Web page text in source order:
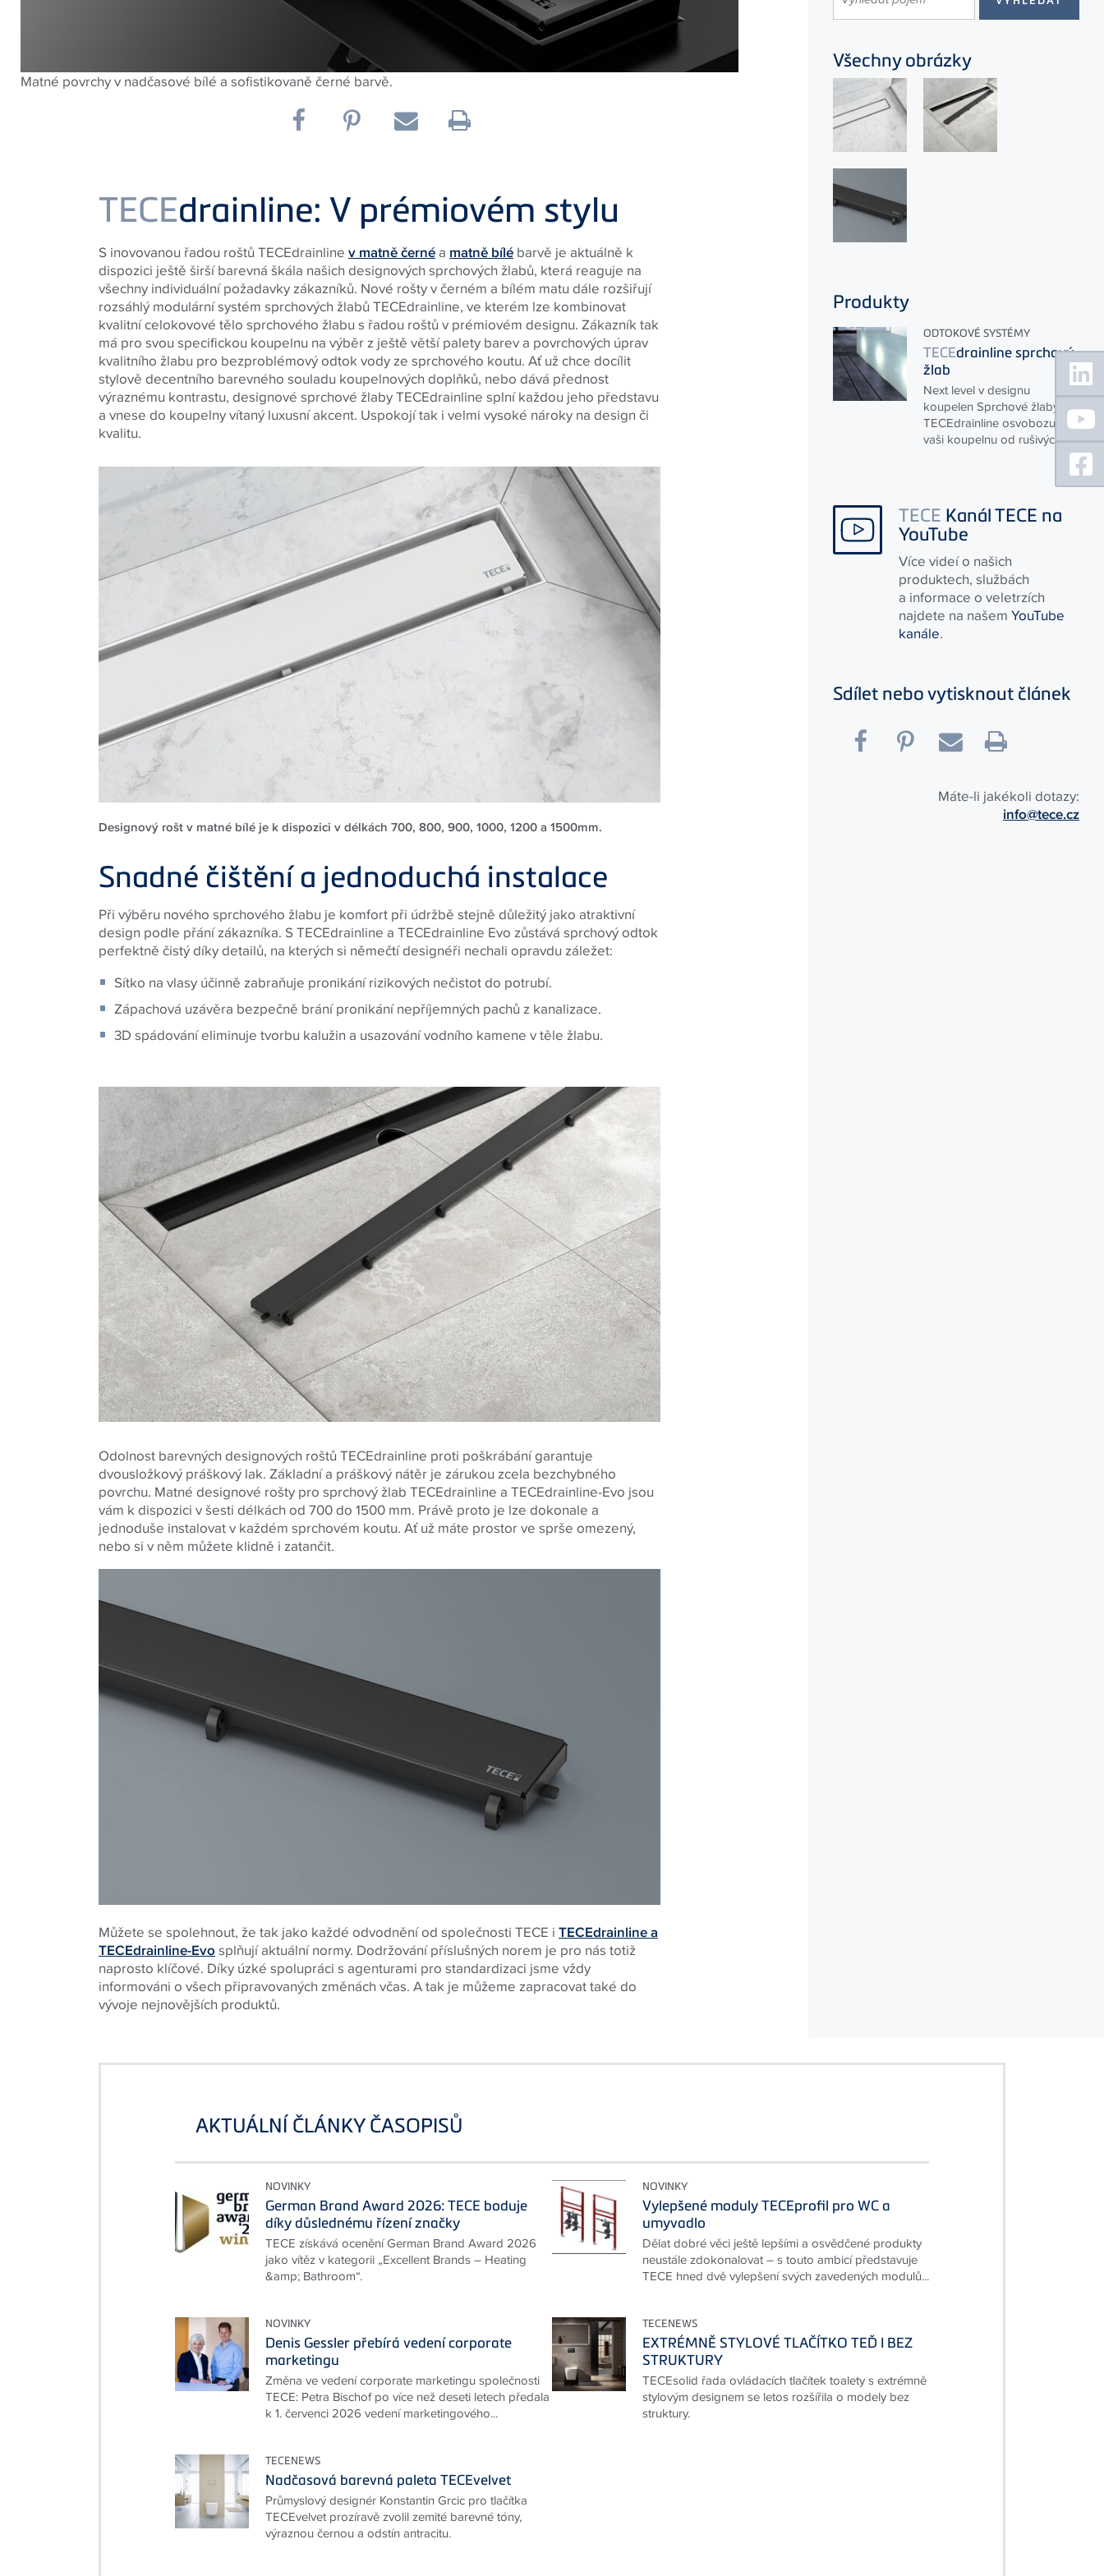
Matné povrchy v nadčasové bílé a sofistikovaně černé barvě.
TECEdrainline: V prémiovém stylu
S inovovanou řadou roštů TECEdrainline v matně černéa matně bílé barvě je aktuálně k
dispozici ještě širší barevná škála našich designových sprchových žlabů, která reaguje na
všechny individuální požadavky zákazníků. Nové rošty v černém a bílém matu dále rozšiřují
rozsáhlý modulární systém sprchových žlabů TECEdrainline, ve kterém lze kombinovat
kvalitní celokovové tělo sprchového žlabu s řadou roštů v prémiovém designu. Zákazník tak
má pro svou specifickou koupelnu na výběr z ještě větší palety barev a povrchových úprav
kvalitního žlabu pro bezproblémový odtok vody ze sprchového koutu. Ať už chce docílit
stylově decentního barevného souladu koupelnových doplňků, nebo dává přednost
výraznému kontrastu, designové sprchové žlaby TECEdrainline splní každou jeho představu
a vnese do koupelny vítaný luxusní akcent. Uspokojí tak i velmi vysoké nároky na design či
kvalitu.
Designový rošt v matné bílé je k dispozici v délkách 700, 800, 900, 1000, 1200 a 1500mm.
Snadné čištění a jednoduchá instalace
Při výběru nového sprchového žlabu je komfort při údržbě stejně důležitý jako atraktivní
design podle přání zákazníka. STECEdrainline a TECEdrainline Evo zůstává sprchový odtok
perfektně čistý díky detailů, na kterých si němečtí designéři nechali opravdu záležet:
Sítko na vlasy účinně zabraňuje pronikání rizikových nečistot do potrubí.
Zápachová uzávěra bezpečně brání pronikání nepříjemných pachů z kanalizace.
3D spádování eliminuje tvorbu kalužin a usazování vodního kamene v těle žlabu.
Odolnost barevných designových roštů TECEdrainline proti poškrábání garantuje
dvousložkový práškový lak. Základní a práškový nátěr je zárukou zcela bezchybného
povrchu. Matné designové rošty pro sprchový žlab TECEdrainline a TECEdrainline-Evo jsou
vám k dispozici v šesti délkách od 700 do 1500 mm. Právě proto je lze dokonale a
jednoduše instalovat v každém sprchovém koutu. Ať už máte prostor ve sprše omezený,
nebo si v něm můžete klidně i zatančit.
Můžete se spolehnout, že tak jako každé odvodnění od společnosti TECE i TECEdrainline a
TECEdrainline-Evo splňují aktuální normy. Dodržování příslušných norem je pro nás totiž
naprosto klíčové. Díky úzké spolupráci s agenturami pro standardizaci jsme vždy
informováni o všech připravovaných změnách včas. A tak je můžeme zapracovat také do
vývoje nejnovějších produktů.
Všechny obrázky
Produkty
ODTOKOVÉ SYSTÉMY
TECEdrainline sprchový
žlab
Next level v designu
koupelen Sprchové žlaby
TECEdrainline osvobozují
vaši koupelnu od rušivých...
TECE Kanál TECE na
YouTube
Více videí o našich
produktech, službách
a informace o veletrzích
najdete na našem YouTube
kanále.
Sdílet nebo vytisknout článek
Máte-li jakékoli dotazy:
info@tece.cz
AKTUÁLNÍ ČLÁNKY ČASOPISŮ
NOVINKY
German Brand Award 2026: TECE boduje
díky důslednému řízení značky
TECE získává ocenění German Brand Award 2026
jako vítěz v kategorii „Excellent Brands – Heating
&amp; Bathroom“.
NOVINKY
Vylepšené moduly TECEprofil pro WC a
umyvadlo
Dělat dobré věci ještě lepšími a osvědčené produkty
neustále zdokonalovat – s touto ambicí představuje
TECE hned dvě vylepšení svých zavedených modulů...
NOVINKY
Denis Gessler přebírá vedení corporate
marketingu
Změna ve vedení corporate marketingu společnosti
TECE: Petra Bischof po více než deseti letech předala
k 1. červenci 2026 vedení marketingového...
TECENEWS
EXTRÉMNĚ STYLOVÉ TLAČÍTKO TEĎ I BEZ
STRUKTURY
TECEsolid řada ovládacích tlačítek toalety s extrémně
stylovým designem se letos rozšířila o modely bez
struktury.
TECENEWS
Nadčasová barevná paleta TECEvelvet
Průmyslový designér Konstantin Grcic pro tlačítka
TECEvelvet prozíravě zvolil zemité barevné tóny,
výraznou černou a odstín antracitu.
Floating